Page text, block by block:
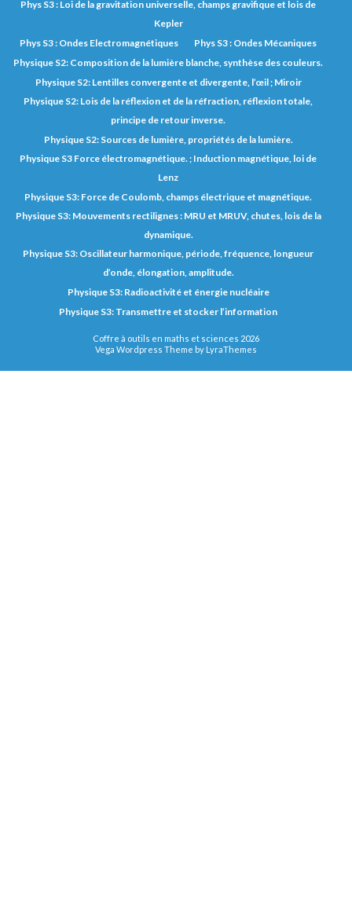
Phys S3 : Loi de la gravitation universelle, champs gravifique et lois de
Kepler
Phys S3 : Ondes Electromagnétiques
Phys S3 : Ondes Mécaniques
Physique S2: Composition de la lumière blanche, synthèse des couleurs.
Physique S2: Lentilles convergente et divergente, l’œil ; Miroir
Physique S2: Lois de la réflexion et de la réfraction, réflexion totale,
principe de retour inverse.
Physique S2: Sources de lumière, propriétés de la lumière.
Physique S3 Force électromagnétique. ; Induction magnétique, loi de
Lenz
Physique S3: Force de Coulomb, champs électrique et magnétique.
Physique S3: Mouvements rectilignes : MRU et MRUV, chutes, lois de la
dynamique.
Physique S3: Oscillateur harmonique, période, fréquence, longueur
d’onde, élongation, amplitude.
Physique S3: Radioactivité et énergie nucléaire
Physique S3: Transmettre et stocker l’information
Coffre à outils en maths et sciences 2026
Vega Wordpress Theme by LyraThemes